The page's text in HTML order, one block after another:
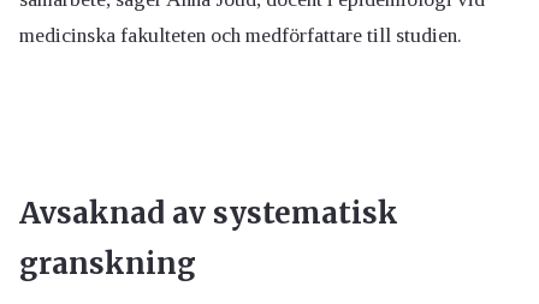
medicinska fakulteten och medförfattare till studien.
Avsaknad av systematisk
granskning